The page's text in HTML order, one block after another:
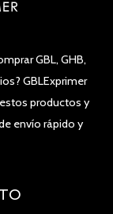
GBL, GHB,
GBLExprimer
productos y
envío rápido y